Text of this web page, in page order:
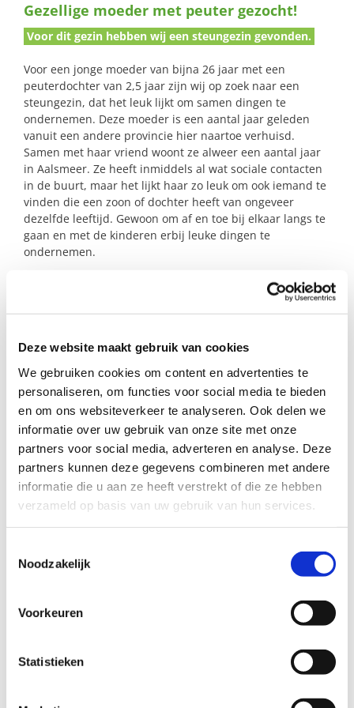
Deze website maakt gebruik van cookies
We gebruiken cookies om content en advertenties te
personaliseren, om functies voor social media te bieden
en om ons websiteverkeer te analyseren. Ook delen we
informatie over uw gebruik van onze site met onze
partners voor social media, adverteren en analyse. Deze
partners kunnen deze gegevens combineren met andere
informatie die u aan ze heeft verstrekt of die ze hebben
verzameld op basis van uw gebruik van hun services.
Noodzakelijk
Voorkeuren
Statistieken
naar:
Gezellige moeder met peuter gezocht!
Voor dit gezin hebben wij een steungezin gevonden.
Voor een jonge moeder van bijna 26 jaar met een
peuterdochter van 2,5 jaar zijn wij op zoek naar een
steungezin, dat het leuk lijkt om samen dingen te
ondernemen. Deze moeder is een aantal jaar geleden
vanuit een andere provincie hier naartoe verhuisd.
Samen met haar vriend woont ze alweer een aantal jaar
in Aalsmeer. Ze heeft inmiddels al wat sociale contacten
in de buurt, maar het lijkt haar zo leuk om ook iemand te
vinden die een zoon of dochter heeft van ongeveer
dezelfde leeftijd. Gewoon om af en toe bij elkaar langs te
gaan en met de kinderen erbij leuke dingen te
ondernemen.
Profiel steungezin
Wij zoeken een gezin uit Aalsmeer of
Kudelstaart dat:
Het leuk lijkt om samen iets te
ondernemen of te sparren in de
opvoeding, denk bijvoorbeeld aan bij
elkaar op bezoek komen, kinderboerderij,
naar het bos, etc.
Met kind(eren) van ongeveer dezelfde
leeftijd.
Wil je meer informatie?
coördinator Buurtgezinnen voor de gemeente Aalsmeer,